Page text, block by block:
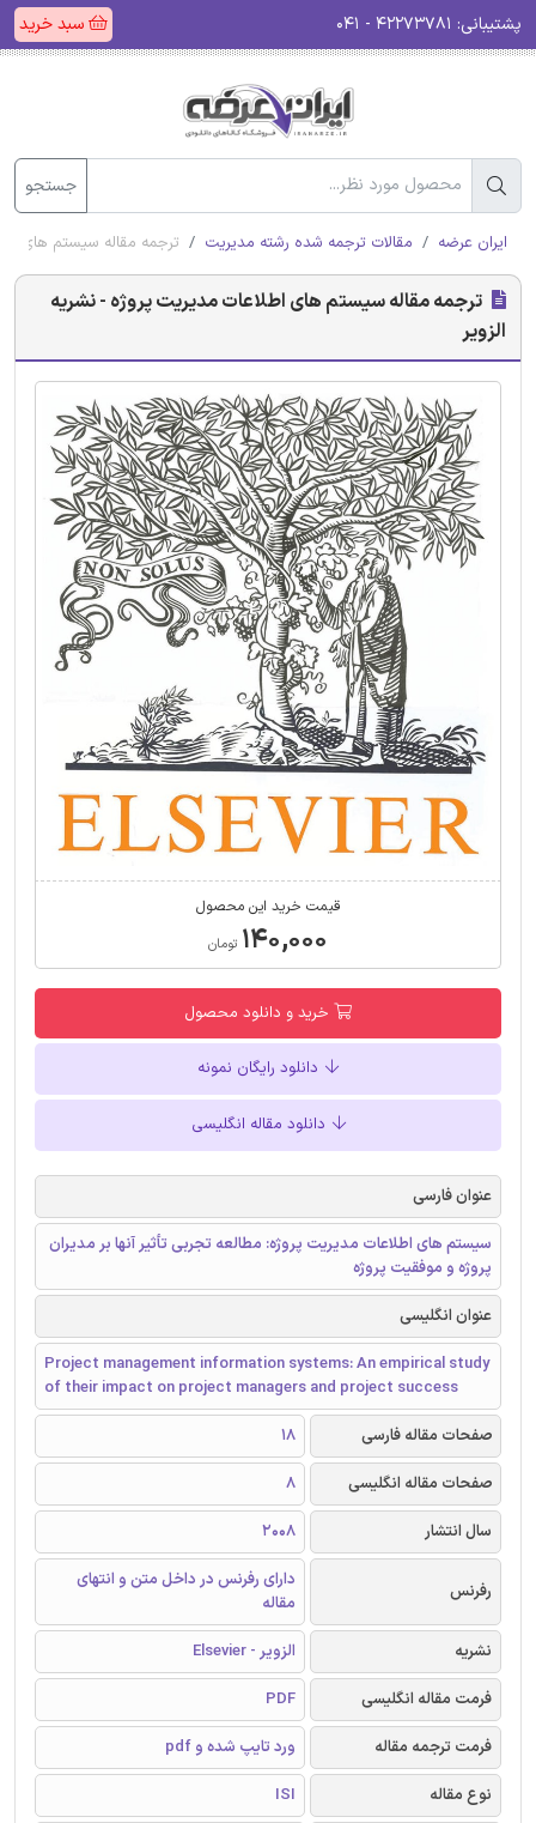
پشتیبانی: سبد خرید
جستجو
ایران عرضه مقالات ترجمه شده رشته مدیریت ترجمه مقاله سیستم های
ترجمه مقاله سیستم های اطلاعات مدیریت پروژه - نشریه
الزویر
قیمت خرید این محصول
۱۴۰,۰۰۰ تومان
خرید و دانلود محصول
دانلود رایگان نمونه
دانلود مقاله انگلیسی
عنوان فارسی
سیستم های اطلاعات مدیریت پروژه: مطالعه تجربی تأثیر آنها بر مدیران
پروژه و موفقیت پروژه
عنوان انگلیسی
Project management information systems: An empirical study
of their impact on project managers and project success
صفحات مقاله فارسی
18
صفحات مقاله انگلیسی
8
سال انتشار
2008
رفرنس
دارای رفرنس در داخل متن و انتهای
مقاله
نشریه
الزویر - Elsevier
فرمت مقاله انگلیسی
PDF
فرمت ترجمه مقاله
ورد تایپ شده و pdf
نوع مقاله
ISI